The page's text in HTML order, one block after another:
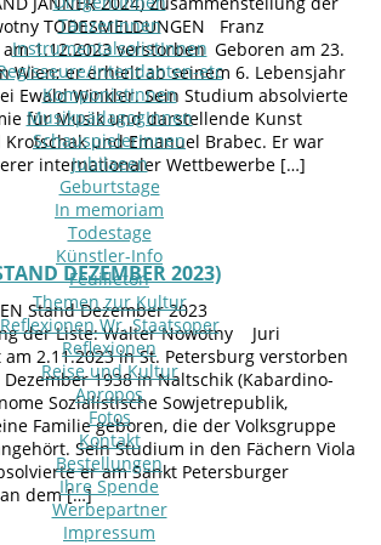
TänzerInnen
InstrumentalsolistInnen
Intendanten-etc
KomponistInnen
MusikpädagogInnen
SchauspielerInnen
Jubilaeen
Geburtstage
In memoriam
Todestage
Künstler-Info
Feuilleton
Themen zur Kultur
Reflexionen Wr. Staatsoper
Reflexionen
Reise und Kultur
Apropos
Fotos
Kontakt
Bestellungen
Ihre Spende
Werbepartner
Impressum
TODESMELDUNGEN Franz
am 1.12.2023 verstorben Geboren am 23.
Wien; er erhielt ab seinem 6. Lebensjahr
Ewald Winkler. Sein Studium absolvierte
für Musik und darstellende Kunst
und Emanuel Brabec. Er war
internationaler Wettbewerbe […]
DEZEMBER 2023)
Stand Dezember 2023
der Liste: Walter Nowotny Juri
am 2.11.2023 in St. Petersburg verstorben
1938 in Naltschik (Kabardino-
Sozialistische Sowjetrepublik,
Familie geboren, die der Volksgruppe
Sein Studium in den Fächern Viola
er am Sankt Petersburger
dem […]